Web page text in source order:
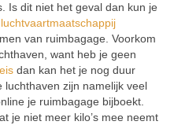
Is dit niet het geval dan kun je
van ruimbagage. Voorkom
want heb je geen
dan kan het je nog duur
luchthaven zijn namelijk veel
je ruimbagage bijboekt.
je niet meer kilo’s mee neemt